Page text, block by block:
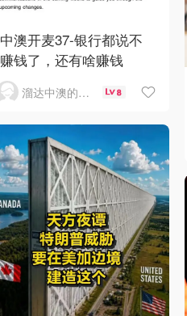
中澳开麦37-银行都说不
赚钱了，还有啥赚钱
溜达中澳的王公子 8